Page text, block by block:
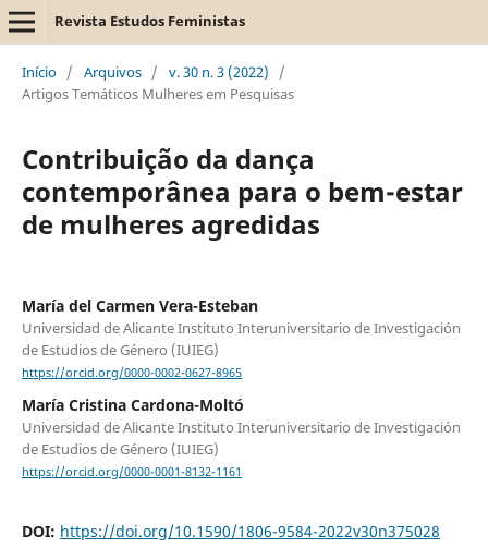
Revista Estudos Feministas
Início / Arquivos / v. 30 n. 3 (2022)
/
Artigos Temáticos Mulheres em Pesquisas
Contribuição da dança
contemporânea para o bem-estar
de mulheres agredidas
María del Carmen Vera-Esteban
Universidad de Alicante Instituto Interuniversitario de Investigación
de Estudios de Género (IUIEG)
https://orcid.org/0000-0002-0627-8965
María Cristina Cardona-Moltó
Universidad de Alicante Instituto Interuniversitario de Investigación
de Estudios de Género (IUIEG)
https://orcid.org/0000-0001-8132-1161
DOI: https://doi.org/10.1590/1806-9584-2022v30n375028